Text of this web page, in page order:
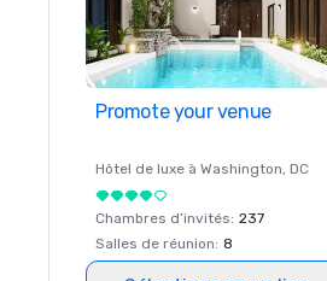
Promote your venue
Hôtel de luxe à Washington, DC
Chambres d’invités: 237
Salles de réunion: 8